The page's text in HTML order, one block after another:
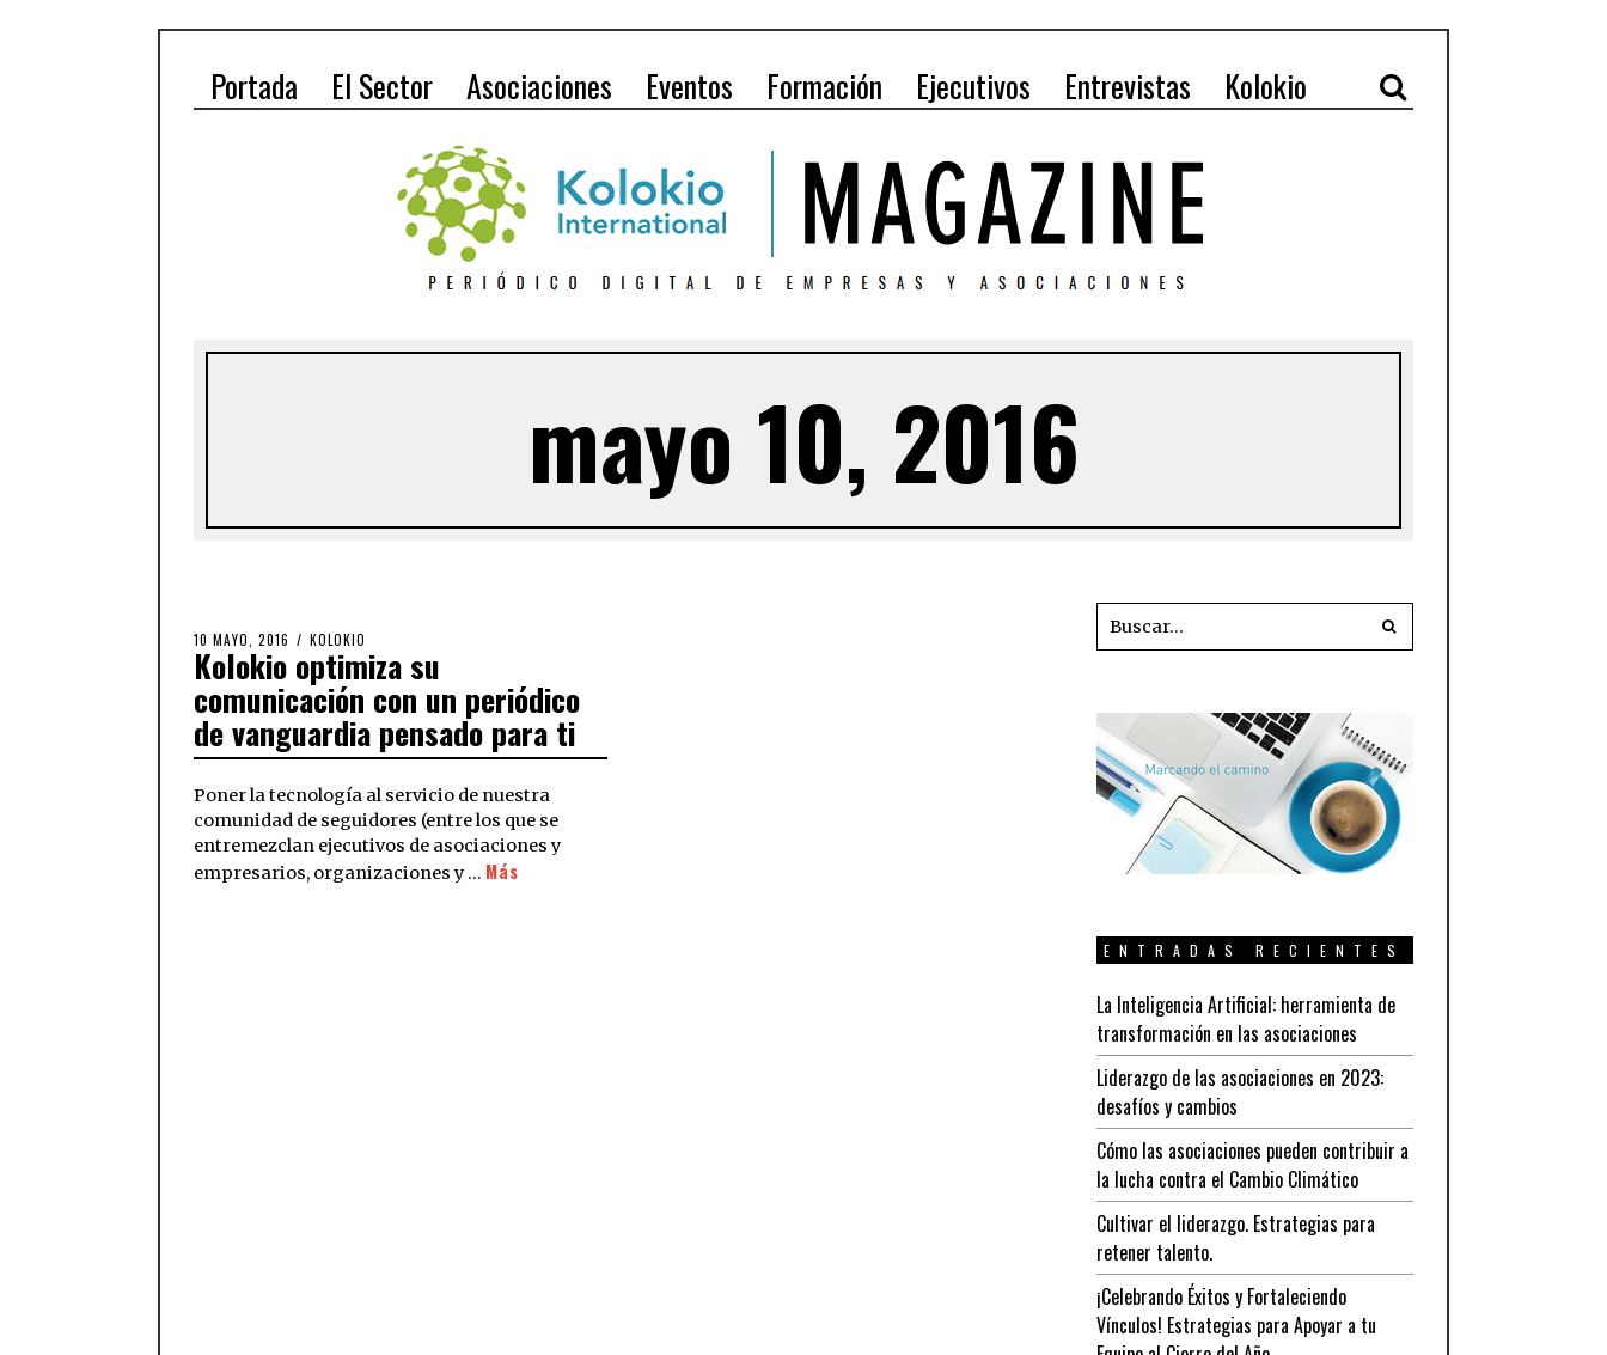
Portada El Sector Asociaciones Eventos Formación Ejecutivos Entrevistas Kolokio
mayo 10, 2016
10 MAYO, 2016 KOLOKIO
Kolokio optimiza su
comunicación con un periódico
de vanguardia pensado para ti
Poner la tecnología al servicio de nuestra
comunidad de seguidores (entre los que se
entremezclan ejecutivos de asociaciones y
empresarios, organizaciones y … Más
ENTRADAS RECIENTES
La Inteligencia Artificial: herramienta de
transformación en las asociaciones
Liderazgo de las asociaciones en 2023:
desafíos y cambios
Cómo las asociaciones pueden contribuir a
la lucha contra el Cambio Climático
Cultivar el liderazgo. Estrategias para
retener talento.
¡Celebrando Éxitos y Fortaleciendo
Vínculos! Estrategias para Apoyar a tu